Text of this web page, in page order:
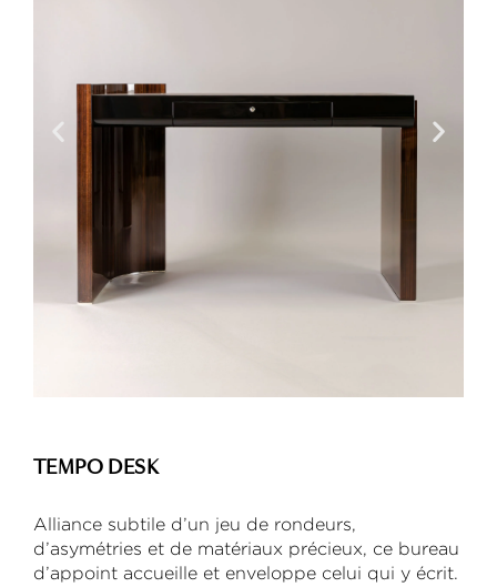
TEMPO DESK
Alliance subtile d’un jeu de rondeurs,
d’asymétries et de matériaux précieux, ce bureau
d’appoint accueille et enveloppe celui qui y écrit.